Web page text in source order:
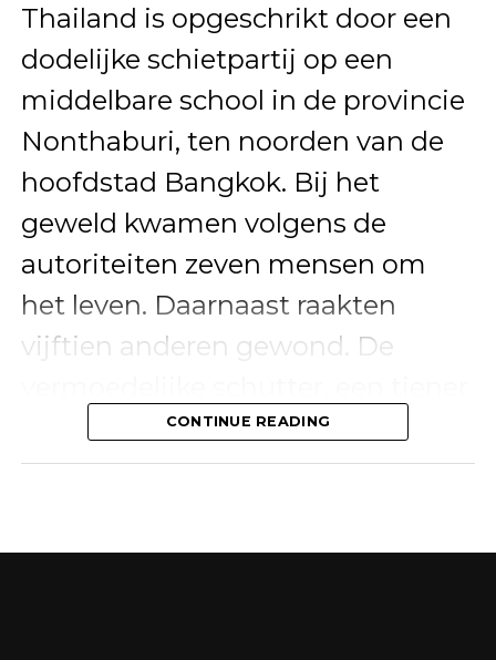
Thailand is opgeschrikt door een
dodelijke schietpartij op een
middelbare school in de provincie
Nonthaburi, ten noorden van de
hoofdstad Bangkok. Bij het
geweld kwamen volgens de
autoriteiten zeven mensen om
het leven. Daarnaast raakten
vijftien anderen gewond. De
van ongeveer 14 of 15 jaar, kwam
eveneens om het leven.
CONTINUE READING